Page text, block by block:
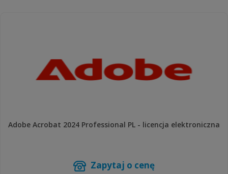
Adobe Acrobat 2024 Professional PL - licencja elektroniczna
Zapytaj o cenę